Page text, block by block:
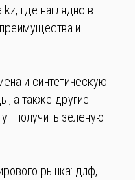
где наглядно в
и
и синтетическую
а также другие
получить зеленую
рынка: длф,